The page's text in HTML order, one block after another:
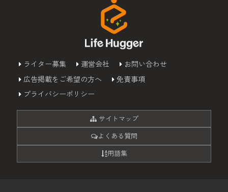
ライター募集 運営会社
お問い合わせ
広告掲載をご希望の方へ
免責事項
プライバシーポリシー
サイトマップ
よくある質問
用語集